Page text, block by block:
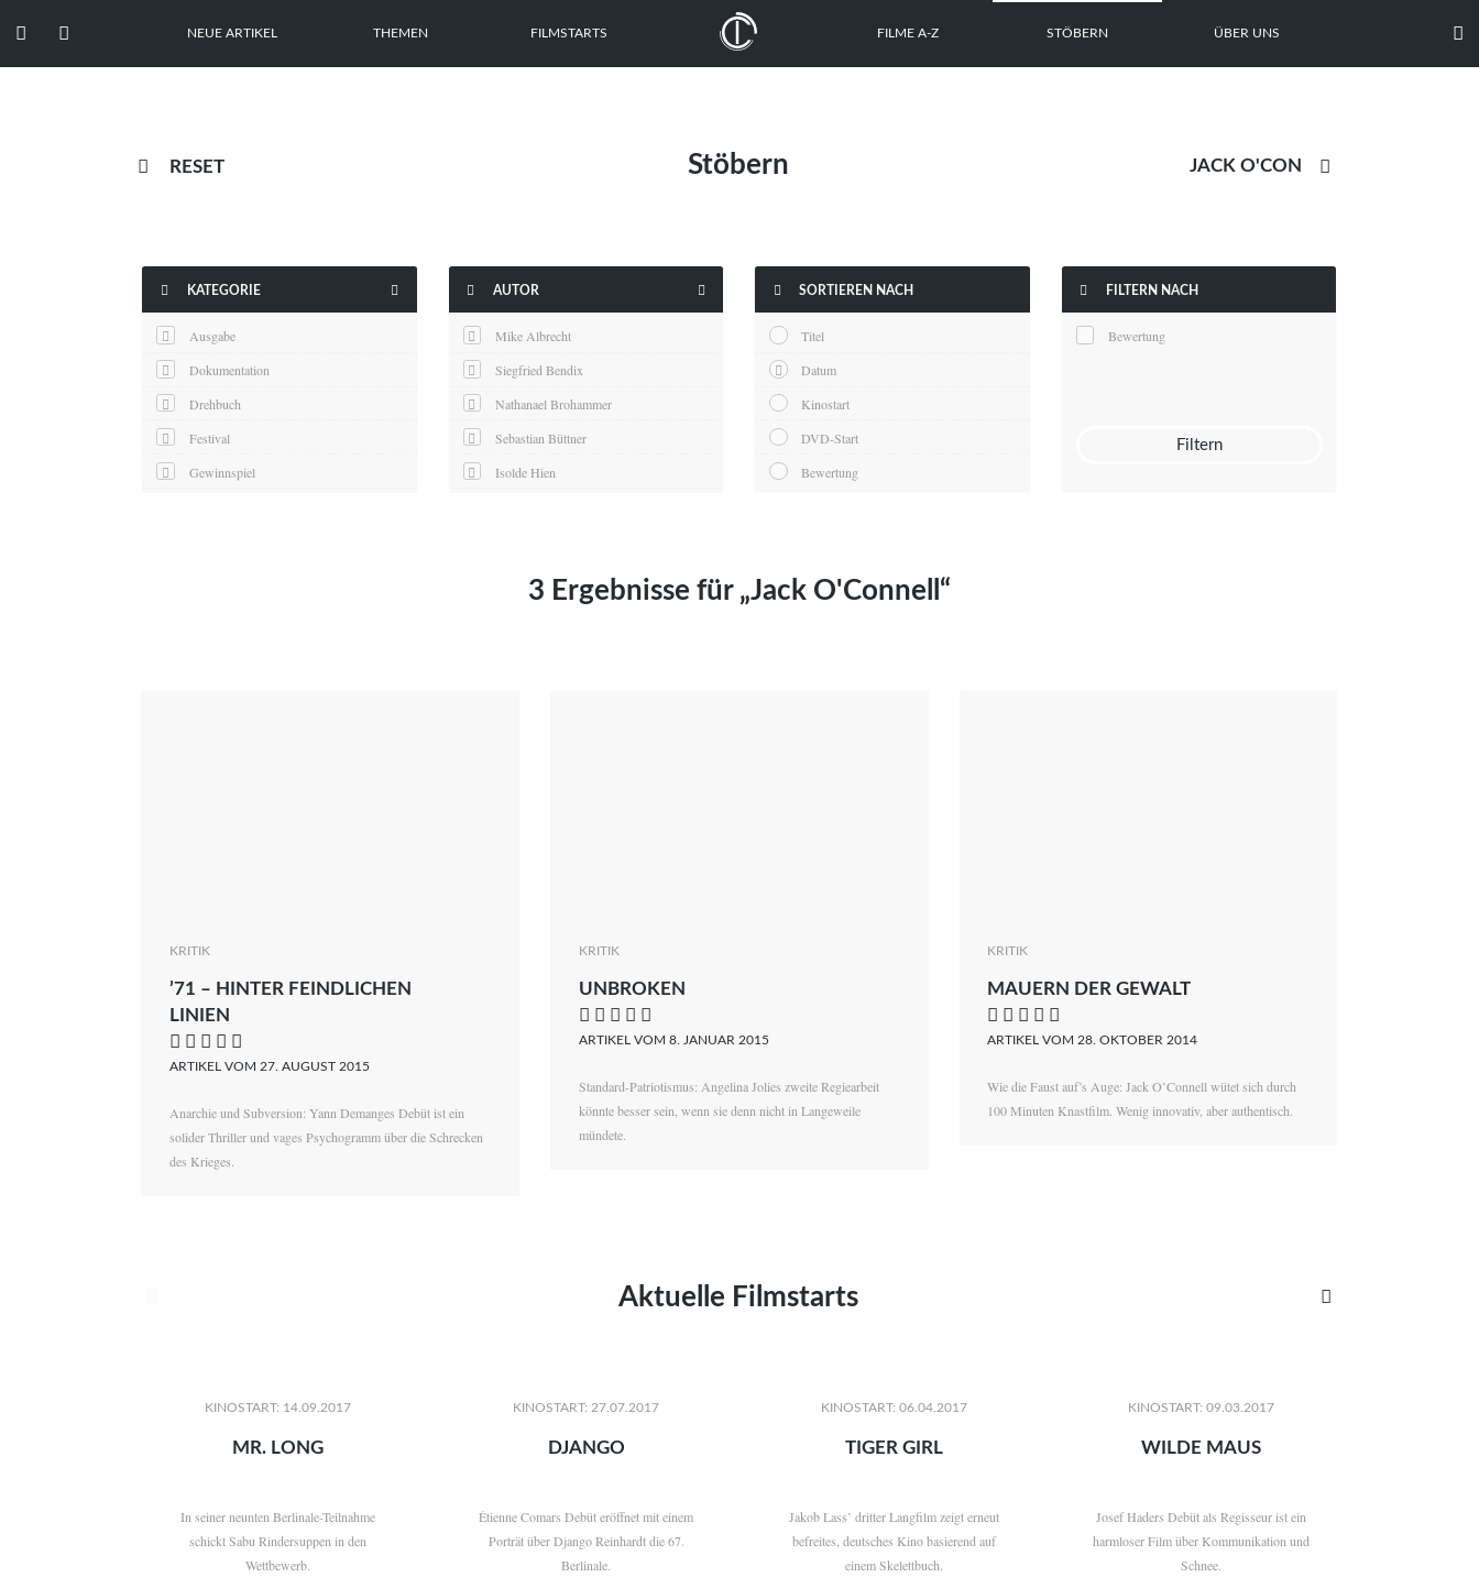
  NEUE ARTIKEL THEMEN FILMSTARTS FILME A-Z STÖBERN ÜBER UNS 
 RESET Stöbern 
 KATEGORIE 
Ausgabe
Dokumentation
Drehbuch
Festival
Gewinnspiel
 AUTOR 
Mike Albrecht
Siegfried Bendix
Nathanael Brohammer
Sebastian Büttner
Isolde Hien
Maximilian Kosing
Magdalena Zalewski
 SORTIEREN NACH
Titel
Datum
Kinostart
DVD-Start
Bewertung
 FILTERN NACH
Bewertung
Filtern
3 Ergebnisse für „Jack O'Connell“
KRITIK
’71 – HINTER FEINDLICHEN
LINIEN
    
ARTIKEL VOM 27. AUGUST 2015
Anarchie und Subversion: Yann Demanges Debüt ist ein
solider Thriller und vages Psychogramm über die Schrecken
des Krieges.
KRITIK
UNBROKEN
    
ARTIKEL VOM 8. JANUAR 2015
Standard-Patriotismus: Angelina Jolies zweite Regiearbeit
könnte besser sein, wenn sie denn nicht in Langeweile
mündete.
KRITIK
MAUERN DER GEWALT
    
ARTIKEL VOM 28. OKTOBER 2014
Wie die Faust auf’s Auge: Jack O’Connell wütet sich durch
100 Minuten Knastfilm. Wenig innovativ, aber authentisch.
Aktuelle Filmstarts 
KINOSTART: 14.09.2017
MR. LONG
In seiner neunten Berlinale-Teilnahme
schickt Sabu Rindersuppen in den
Wettbewerb.
KINOSTART: 27.07.2017
DJANGO
Étienne Comars Debüt eröffnet mit einem
Porträt über Django Reinhardt die 67.
Berlinale.
KINOSTART: 06.04.2017
TIGER GIRL
Jakob Lass’ dritter Langfilm zeigt erneut
befreites, deutsches Kino basierend auf
einem Skelettbuch.
KINOSTART: 09.03.2017
WILDE MAUS
Josef Haders Debüt als Regisseur ist ein
harmloser Film über Kommunikation und
Schnee.